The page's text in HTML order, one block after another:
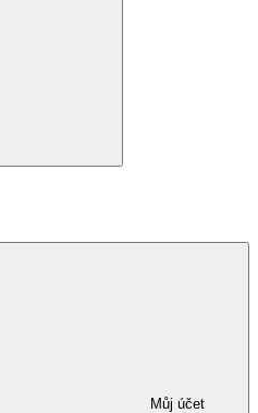
Můj účet